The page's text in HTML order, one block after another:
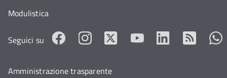
Modulistica
Seguici su
Amministrazione trasparente